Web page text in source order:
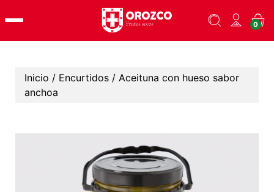
content
0
Inicio / Encurtidos / Aceituna con hueso sabor
anchoa